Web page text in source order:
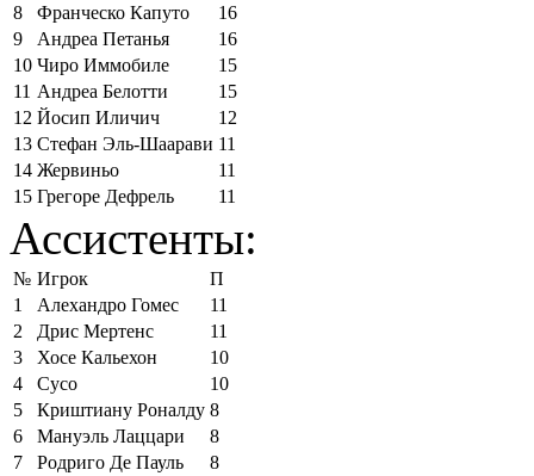
8
Франческо Капуто
16
9
Андреа Петанья
16
10 Чиро Иммобиле
15
11 Андреа Белотти
15
12 Йосип Иличич
12
13 Стефан Эль-Шаарави 11
14 Жервиньо
11
15 Грегоре Дефрель 11
Ассистенты:
№ Игрок
П
1
Алехандро Гомес
11
2
Дрис Мертенс
11
3
Хосе Кальехон
10
4
Сусо
10
5
Криштиану Роналду 8
6
Мануэль Лаццари
8
7
Родриго Де Пауль
8